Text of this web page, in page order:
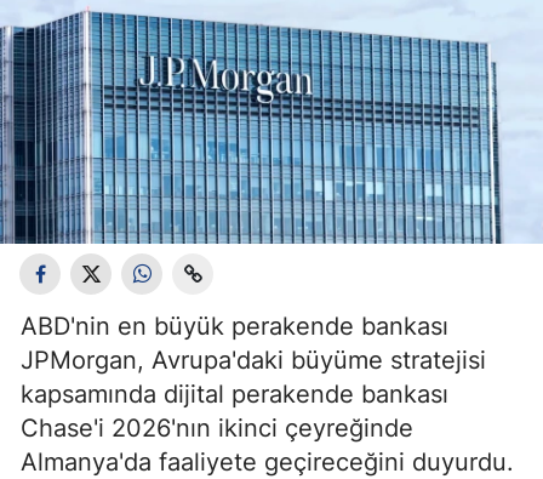
ABD'nin en büyük perakende bankası
JPMorgan, Avrupa'daki büyüme stratejisi
kapsamında dijital perakende bankası
Chase'i 2026'nın ikinci çeyreğinde
Almanya'da faaliyete geçireceğini duyurdu.